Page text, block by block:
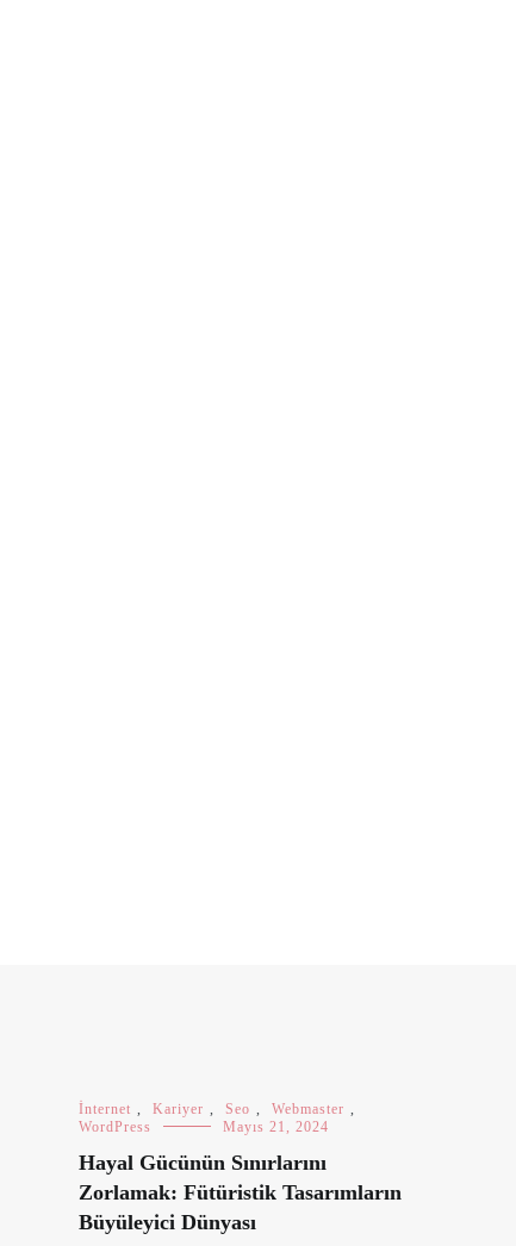
İnternet , Kariyer , Seo , Webmaster ,
WordPress
Mayıs 21, 2024
Hayal Gücünün Sınırlarını
Zorlamak: Fütüristik Tasarımların
Büyüleyici Dünyası